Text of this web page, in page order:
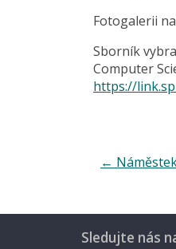
Fotogalerii
Sborník
Computer
https://
←
Sledujte nás